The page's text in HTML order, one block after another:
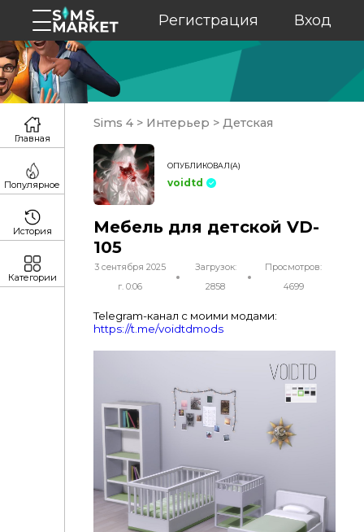
Регистрация Вход
Sims 4 > Интерьер > Детская
ОПУБЛИКОВАЛ(А)
voidtd
Мебель для детской VD-
105
3 сентября 2025
г. 0:06
Загрузок:
2858
Просмотров:
4699
Telegram-канал с моими модами:
https://t.me/voidtdmods
Главная
Популярное
История
Категории